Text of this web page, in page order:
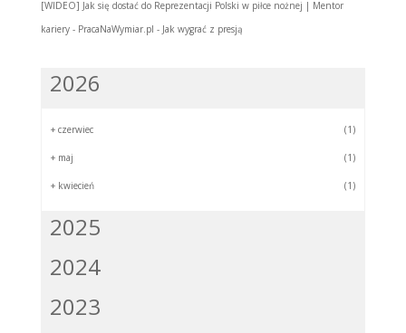
[WIDEO] Jak się dostać do Reprezentacji Polski w piłce nożnej | Mentor
kariery - PracaNaWymiar.pl - Jak wygrać z presją
2026
+ czerwiec (1)
+ maj (1)
+ kwiecień (1)
2025
2024
2023